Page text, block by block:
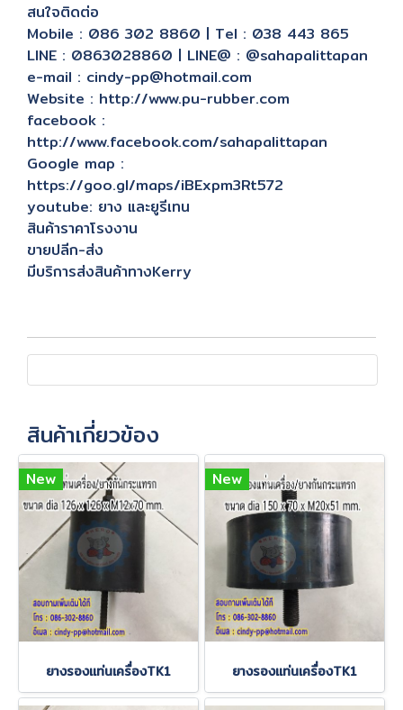
สนใจติดต่อ
Mobile : 086 302 8860 | Tel : 038 443 865
LINE : 0863028860 | LINE@ : @sahapalittapan
e-mail : cindy-pp@hotmail.com
Website : http://www.pu-rubber.com
facebook :
http://www.facebook.com/sahapalittapan
Google map :
https://goo.gl/maps/iBExpm3Rt572
youtube: ยาง และยูรีเทน
สินค้าราคาโรงงาน
ขายปลีก-ส่ง
มีบริการส่งสินค้าทางKerry
สินค้าเกี่ยวข้อง
New
ยางรองแท่นเครื่องTK1
New
ยางรองแท่นเครื่องTK1